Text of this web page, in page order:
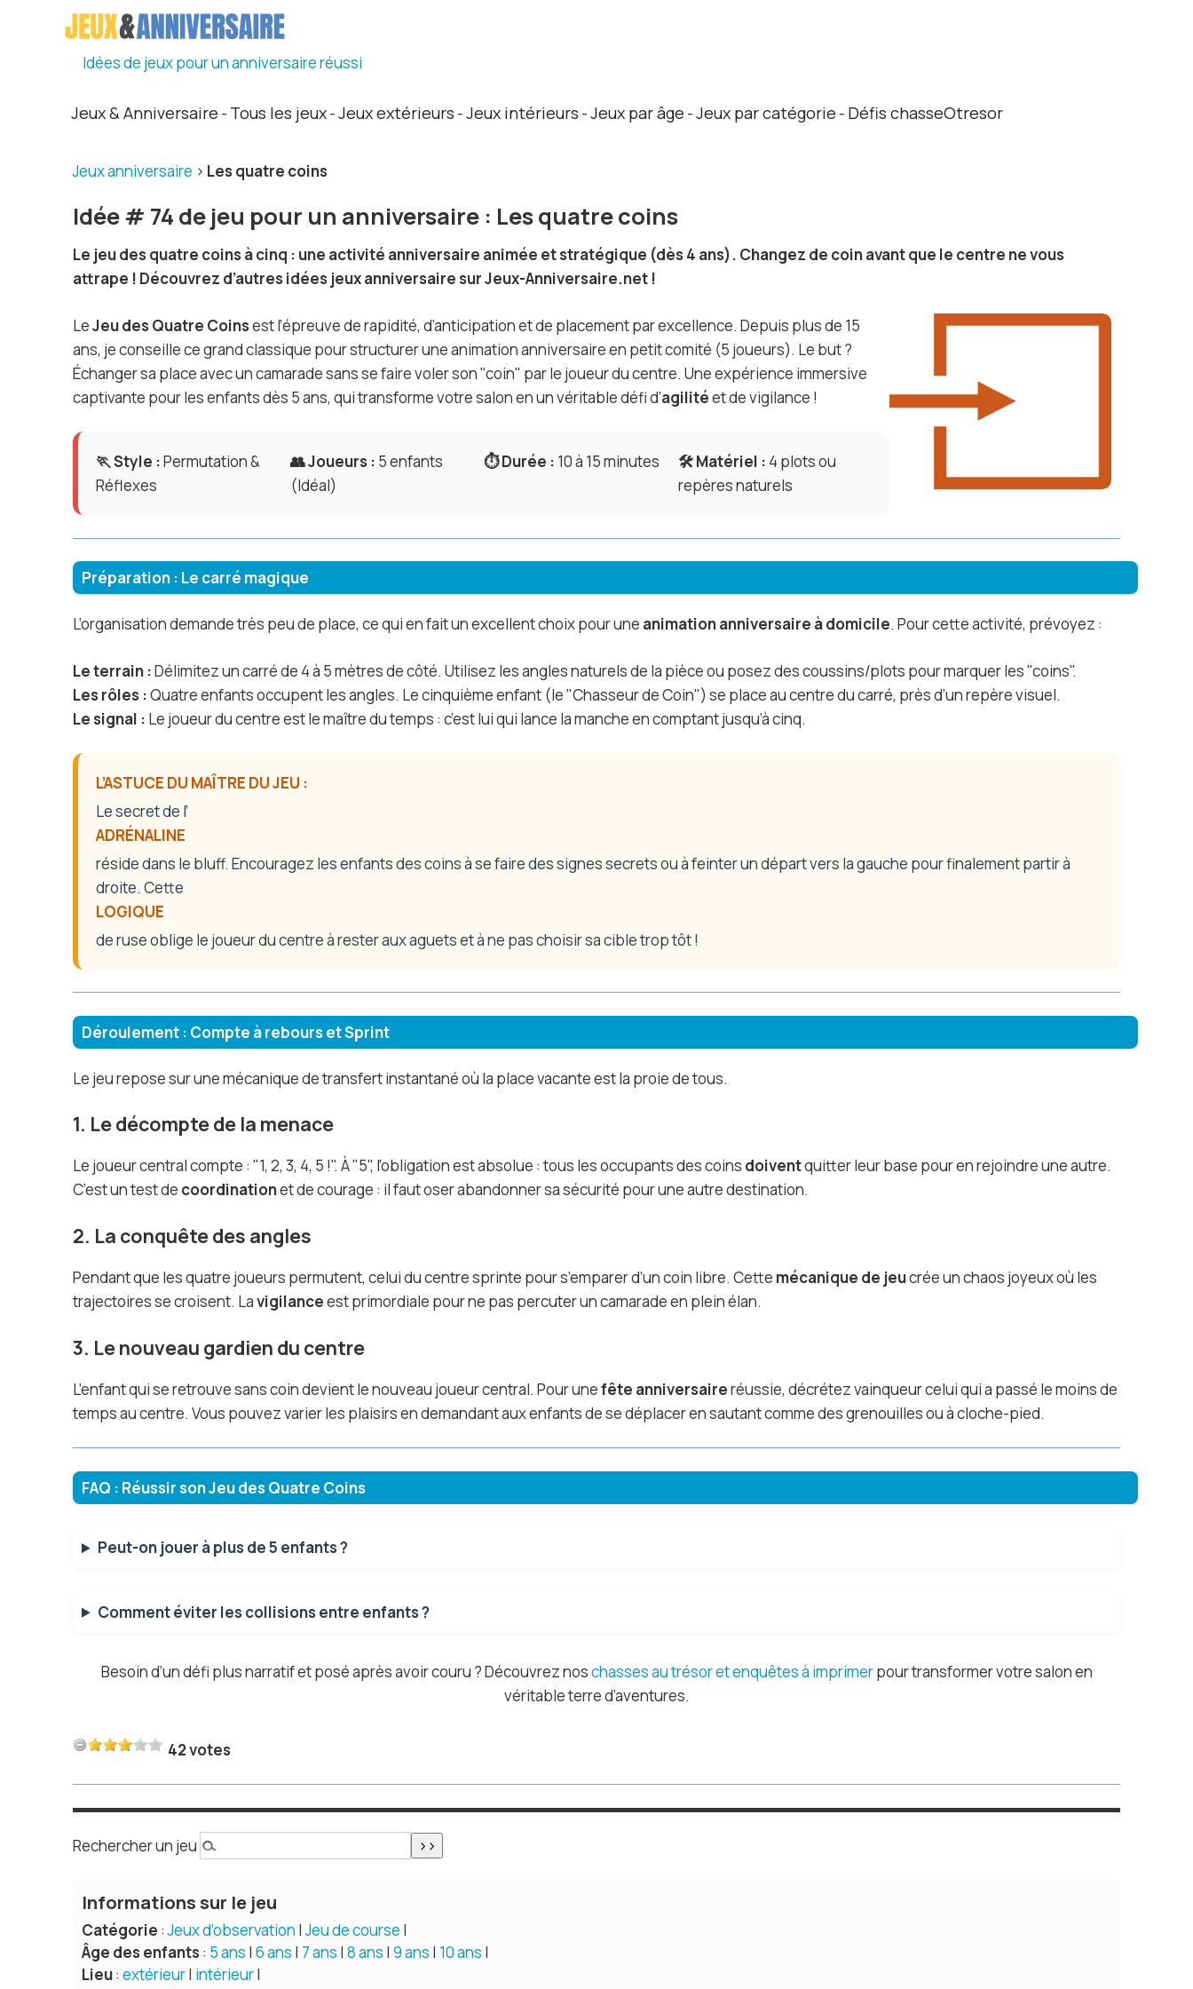
Idées de jeux pour un anniversaire réussi
Jeux & Anniversaire - Tous les jeux-Jeux extérieurs -Jeux intérieurs -Jeux par âge -Jeux par catégorie - Défis chasseOtresor
Jeux anniversaire > Les quatre coins
Idée # 74 de jeu pour un anniversaire : Les quatre coins
Le jeu des quatre coins à cinq : une activité anniversaire animée et stratégique (dès 4 ans). Changez de coin avant que le centre ne vous
attrape ! Découvrez d’autres idées jeux anniversaire sur Jeux-Anniversaire.net !
LeJeu des Quatre Coinsest l’épreuve de rapidité, d’anticipation et de placement par excellence. Depuis plus de 15
ans, je conseille ce grand classique pour structurer une animation anniversaire en petit comité (5 joueurs). Le but ?
Échanger sa place avec un camarade sans se faire voler son "coin" par le joueur du centre. Une expérience immersive
captivante pour les enfants dès 5 ans, qui transforme votre salon en un véritable défi d’agilitéet de vigilance !
🏃 Style :Permutation &
Réflexes
👥 Joueurs : 5 enfants
(Idéal)
⏱️ Durée : 10 à 15 minutes 🛠️ Matériel : 4 plots ou
repères naturels
Préparation : Le carré magique
L’organisation demande très peu de place, ce qui en fait un excellent choix pour une animation anniversaire à domicile. Pour cette activité, prévoyez :
Le terrain :Délimitez un carré de 4 à 5 mètres de côté. Utilisez les angles naturels de la pièce ou posez des coussins/plots pour marquer les "coins".
Les rôles :Quatre enfants occupent les angles. Le cinquième enfant (le "Chasseur de Coin") se place au centre du carré, près d’un repère visuel.
Le signal : Le joueur du centre est le maître du temps : c’est lui qui lance la manche en comptant jusqu’à cinq.
L’ASTUCE DU MAÎTRE DU JEU :
Le secret de l’
ADRÉNALINE
réside dans le bluff. Encouragez les enfants des coins à se faire des signes secrets ou à feinter un départ vers la gauche pour finalement partir à
droite. Cette
LOGIQUE
de ruse oblige le joueur du centre à rester aux aguets et à ne pas choisir sa cible trop tôt !
Déroulement : Compte à rebours et Sprint
Le jeu repose sur une mécanique de transfert instantané où la place vacante est la proie de tous.
1. Le décompte de la menace
Le joueur central compte : "1, 2, 3, 4, 5 !". À "5", l’obligation est absolue : tous les occupants des coins doiventquitter leur base pour en rejoindre une autre.
C’est un test de coordinationet de courage : il faut oser abandonner sa sécurité pour une autre destination.
2. La conquête des angles
Pendant que les quatre joueurs permutent, celui du centre sprinte pour s’emparer d’un coin libre. Cette mécanique de jeucrée un chaos joyeux où les
trajectoires se croisent. Lavigilanceest primordiale pour ne pas percuter un camarade en plein élan.
3. Le nouveau gardien du centre
L’enfant qui se retrouve sans coin devient le nouveau joueur central. Pour unefête anniversaireréussie, décrétez vainqueur celui qui a passé le moins de
temps au centre. Vous pouvez varier les plaisirs en demandant aux enfants de se déplacer en sautant comme des grenouilles ou à cloche-pied.
FAQ : Réussir son Jeu des Quatre Coins
Peut-on jouer à plus de 5 enfants ?
Comment éviter les collisions entre enfants ?
Besoin d’un défi plus narratif et posé après avoir couru ? Découvrez noschasses au trésor et enquêtes à imprimerpour transformer votre salon en
véritable terre d’aventures.
42 votes
Rechercher un jeu
Informations sur le jeu
Catégorie :Jeux d’observation |Jeu de course |
Âge des enfants : 5 ans | 6 ans | 7 ans | 8 ans | 9 ans | 10 ans |
Lieu: extérieur| intérieur|